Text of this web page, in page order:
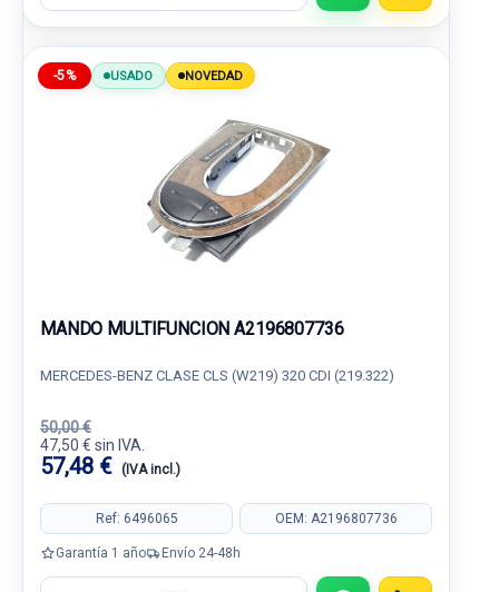
-5% USADO NOVEDAD
MANDO MULTIFUNCION A2196807736
MERCEDES-BENZ CLASE CLS (W219) 320 CDI (219.322)
50,00 €
47,50 € sin IVA.
57,48 € (IVA incl.)
Ref: 6496065 OEM: A2196807736
Garantía 1 año Envío 24-48h